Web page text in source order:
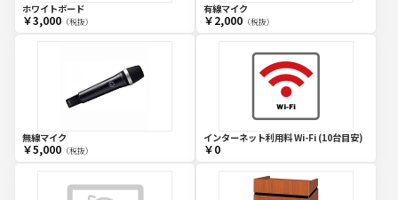
ホワイトボード
￥3,000（税抜）
有線マイク
￥2,000（税抜）
無線マイク
￥5,000（税抜）
インターネット利用料 Wi-Fi (10台目安)
￥0